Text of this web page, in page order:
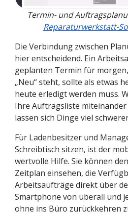
Termin- und
Reparaturwerkstatt-
Die Verbindung zwischen
hier entscheidend. Ein
geplanten Termin für
„Neu“ steht, sollte als etwas
heute erledigt werden muss.
Ihre Auftragsliste
lassen sich Dinge viel
Für Ladenbesitzer und
Schreibtisch sitzen, ist der
wertvolle Hilfe. Sie können
Zeitplan einsehen, die
Arbeitsaufträge direkt über
Smartphone von überall und
ohne ins Büro zurückkehren